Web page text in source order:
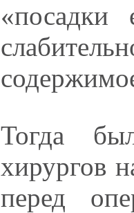
Тогда
хирургов
перед